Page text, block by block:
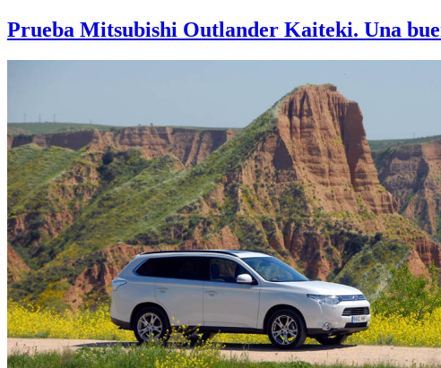
Prueba Mitsubishi Outlander Kaiteki. Una